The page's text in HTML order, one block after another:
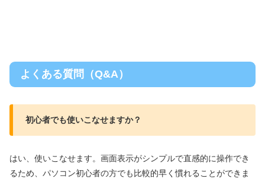
よくある質問（Q&A）
初心者でも使いこなせますか？
はい、使いこなせます。画面表示がシンプルで直感的に操作でき
るため、パソコン初心者の方でも比較的早く慣れることができま